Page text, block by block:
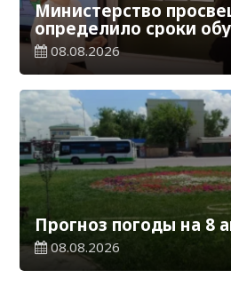
Министерство
определило сроки
каникул на 2026-2027
08.08.2026
Прогноз погоды на 8
08.08.2026